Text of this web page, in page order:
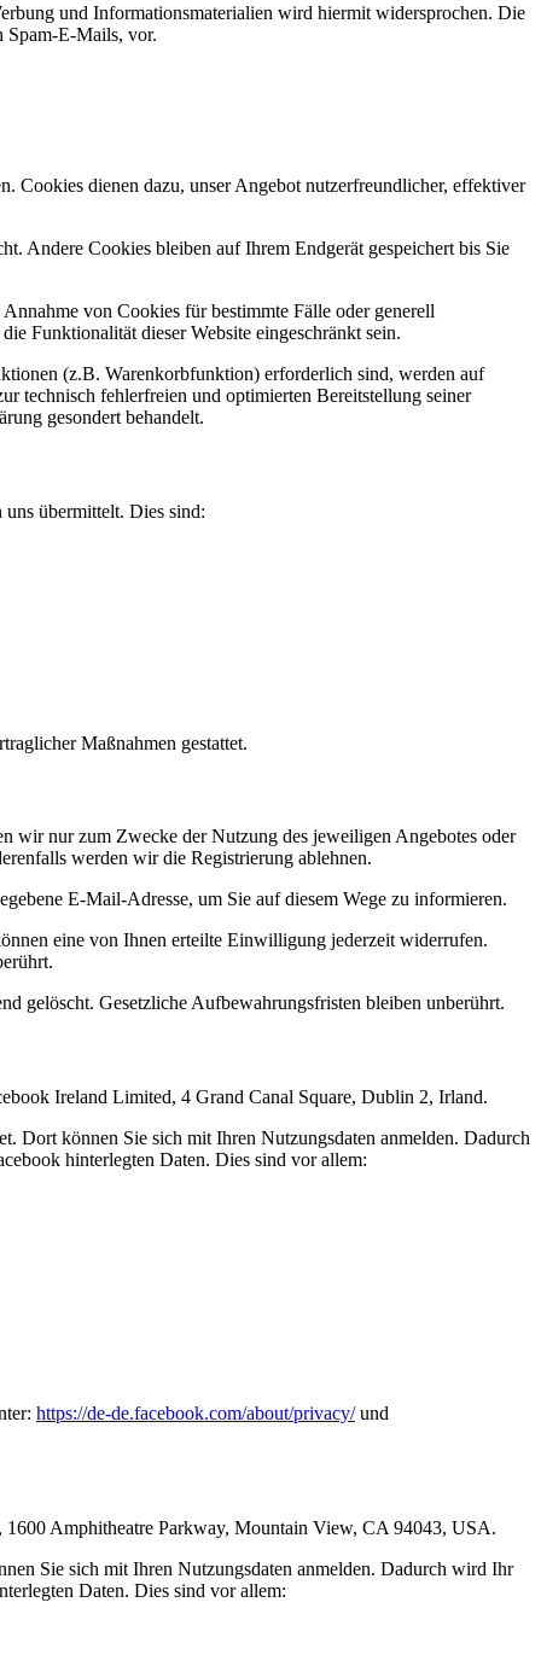
und Informationsmaterialien wird hiermit widersprochen. Die
Spam-E-Mails, vor.
Cookies dienen dazu, unser Angebot nutzerfreundlicher, effektiver
Andere Cookies bleiben auf Ihrem Endgerät gespeichert bis Sie
von Cookies für bestimmte Fälle oder generell
Funktionalität dieser Website eingeschränkt sein.
(z.B. Warenkorbfunktion) erforderlich sind, werden auf
technisch fehlerfreien und optimierten Bereitstellung seiner
gesondert behandelt.
übermittelt. Dies sind:
Maßnahmen gestattet.
wir nur zum Zwecke der Nutzung des jeweiligen Angebotes oder
werden wir die Registrierung ablehnen.
E-Mail-Adresse, um Sie auf diesem Wege zu informieren.
eine von Ihnen erteilte Einwilligung jederzeit widerrufen.
gelöscht. Gesetzliche Aufbewahrungsfristen bleiben unberührt.
Ireland Limited, 4 Grand Canal Square, Dublin 2, Irland.
Dort können Sie sich mit Ihren Nutzungsdaten anmelden. Dadurch
hinterlegten Daten. Dies sind vor allem:
https://de-de.facebook.com/about/privacy/und
1600 Amphitheatre Parkway, Mountain View, CA 94043, USA.
Sie sich mit Ihren Nutzungsdaten anmelden. Dadurch wird Ihr
Daten. Dies sind vor allem: